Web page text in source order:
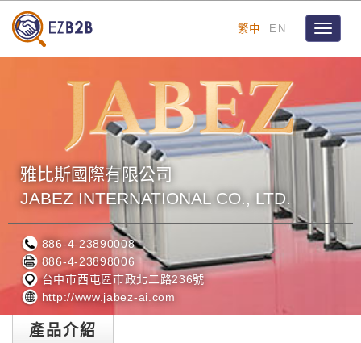
繁中 EN
Toggle
雅比斯國際有限公司
JABEZ INTERNATIONAL CO., LTD.
886-4-23890008
886-4-23898006
台中市西屯區市政北二路236號
http://www.jabez-ai.com
產品介紹